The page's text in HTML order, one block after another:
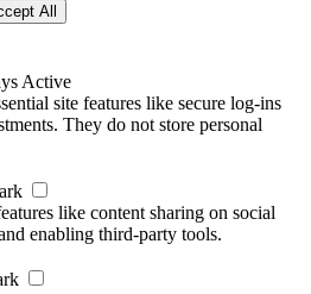
All
Active
site features like secure log-ins
They do not store personal
like content sharing on social
enabling third-party tools.